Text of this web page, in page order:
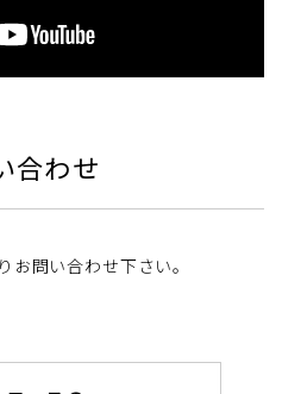
合わせ
問い合わせ下さい。